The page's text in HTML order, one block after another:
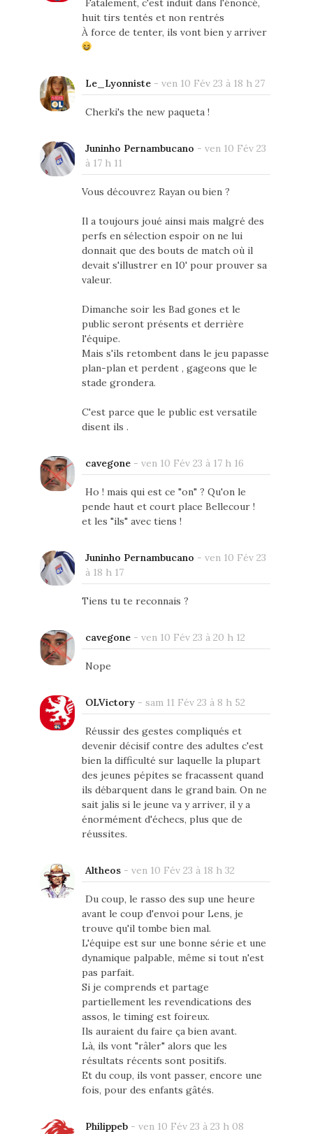
Fatalement, c'est induit dans l'énoncé,
huit tirs tentés et non rentrés
À force de tenter, ils vont bien y arriver
Le_Lyonniste- ven 10 Fév 23 à 18 h 27
Cherki's the new paqueta !
Juninho Pernambucano - ven 10 Fév 23
à 17 h 11
Vous découvrez Rayan ou bien ?
Il a toujours joué ainsi mais malgré des
perfs en sélection espoir on ne lui
donnait que des bouts de match où il
devait s'illustrer en 10' pour prouver sa
valeur.
Dimanche soir les Bad gones et le
public seront présents et derrière
l'équipe.
Mais s'ils retombent dans le jeu papasse
plan-plan et perdent , gageons que le
stade grondera.
C'est parce que le public est versatile
disent ils .
cavegone- ven 10 Fév 23 à 17 h 16
Ho ! mais qui est ce "on" ? Qu'on le
pende haut et court place Bellecour !
et les "ils" avec tiens !
Juninho Pernambucano - ven 10 Fév 23
à 18 h 17
Tiens tu te reconnais ?
cavegone- ven 10 Fév 23 à 20 h 12
Nope
OLVictory- sam 11 Fév 23 à 8 h 52
Réussir des gestes compliqués et
devenir décisif contre des adultes c'est
bien la difficulté sur laquelle la plupart
des jeunes pépites se fracassent quand
ils débarquent dans le grand bain. On ne
sait jalis si le jeune va y arriver, il y a
énormément d'échecs, plus que de
réussites.
Altheos- ven 10 Fév 23 à 18 h 32
Du coup, le rasso des sup une heure
avant le coup d'envoi pour Lens, je
trouve qu'il tombe bien mal.
L'équipe est sur une bonne série et une
dynamique palpable, même si tout n'est
pas parfait.
Si je comprends et partage
partiellement les revendications des
assos, le timing est foireux.
Ils auraient du faire ça bien avant.
Là, ils vont "râler" alors que les
résultats récents sont positifs.
Et du coup, ils vont passer, encore une
fois, pour des enfants gâtés.
Philippeb- ven 10 Fév 23 à 23 h 08